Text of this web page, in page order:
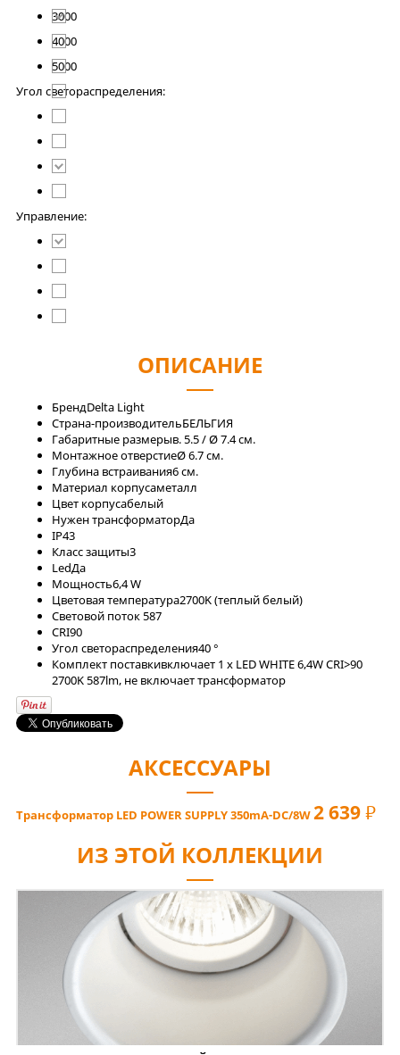
3000
4000
5000
Угол светораспределения:
Управление:
ОПИСАНИЕ
БрендDelta Light
Страна-производительБЕЛЬГИЯ
Габаритные размерыв. 5.5 / Ø 7.4 см.
Монтажное отверстиеØ 6.7 см.
Глубина встраивания6 см.
Материал корпусаметалл
Цвет корпусабелый
Нужен трансформаторДа
IP43
Класс защиты3
LedДа
Мощность6,4 W
Цветовая температура2700K (теплый белый)
Световой поток587
CRI90
Угол светораспределения40 °
Комплект поставкивключает 1 x LED WHITE 6,4W CRI>90
2700K 587lm, не включает трансформатор
АКСЕССУАРЫ
Трансформатор LED POWER SUPPLY 350mA-DC/8W2 639 РУБ
ИЗ ЭТОЙ КОЛЛЕКЦИИ